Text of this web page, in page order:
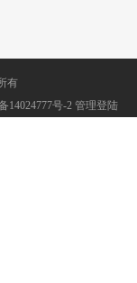
有
14024777号-2 管理登陆